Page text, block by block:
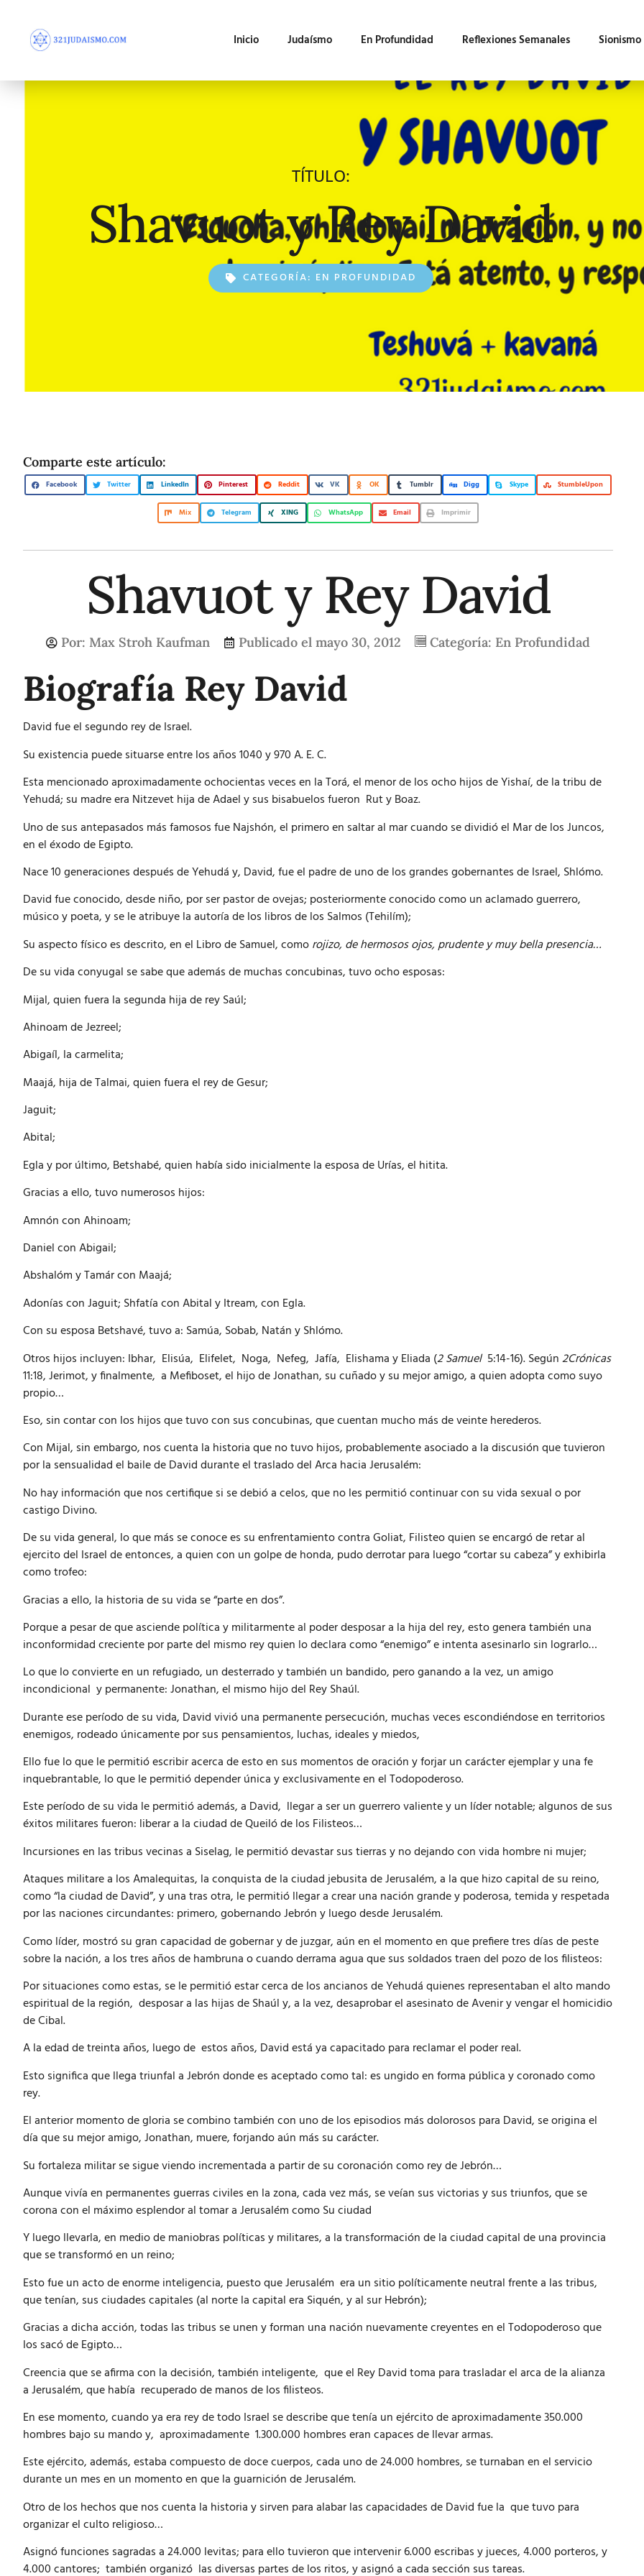
Inicio Judaísmo En Profundidad Reflexiones Semanales Sionismo
TÍTULO:
Shavuot y Rey David
CATEGORÍA: EN PROFUNDIDAD
Comparte este artículo:
Facebook Twitter LinkedIn Pinterest Reddit VK OK Tumblr Digg Skype StumbleUpon
Mix Telegram XING WhatsApp Email Imprimir
Shavuot y Rey David
Por: Max Stroh Kaufman Publicado el mayo 30, 2012 Categoría: En Profundidad
Biografía Rey David
David fue el segundo rey de Israel.
Su existencia puede situarse entre los años 1040 y 970 A. E. C.
Esta mencionado aproximadamente ochocientas veces en la Torá, el menor de los ocho hijos de Yishaí, de la tribu de
Yehudá; su madre era Nitzevet hija de Adael y sus bisabuelos fueron Rut y Boaz.
Uno de sus antepasados más famosos fue Najshón, el primero en saltar al mar cuando se dividió el Mar de los Juncos,
en el éxodo de Egipto.
Nace 10 generaciones después de Yehudá y, David, fue el padre de uno de los grandes gobernantes de Israel, Shlómo.
David fue conocido, desde niño, por ser pastor de ovejas; posteriormente conocido como un aclamado guerrero,
músico y poeta, y se le atribuye la autoría de los libros de los Salmos (Tehilím);
Su aspecto físico es descrito, en el Libro de Samuel, comorojizo, de hermosos ojos, prudente y muy bella presencia…
De su vida conyugal se sabe que además de muchas concubinas, tuvo ocho esposas:
Mijal, quien fuera la segunda hija de rey Saúl;
Ahinoam de Jezreel;
Abigaíl, la carmelita;
Maajá, hija de Talmai, quien fuera el rey de Gesur;
Jaguit;
Abital;
Egla y por último, Betshabé, quien había sido inicialmente la esposa de Urías, el hitita.
Gracias a ello, tuvo numerosos hijos:
Amnón con Ahinoam;
Daniel con Abigail;
Abshalóm y Tamár con Maajá;
Adonías con Jaguit; Shfatía con Abital y Itream, con Egla.
Con su esposa Betshavé, tuvo a: Samúa, Sobab, Natán y Shlómo.
Otros hijos incluyen: Ibhar, Elisúa, Elifelet, Noga, Nefeg, Jafía, Elishama y Eliada (2 Samuel5:14-16). Según2Crónicas
11:18, Jerimot, y finalmente, a Mefiboset, el hijo de Jonathan, su cuñado y su mejor amigo, a quien adopta como suyo
propio…
Eso, sin contar con los hijos que tuvo con sus concubinas, que cuentan mucho más de veinte herederos.
Con Mijal, sin embargo, nos cuenta la historia que no tuvo hijos, probablemente asociado a la discusión que tuvieron
por la sensualidad el baile de David durante el traslado del Arca hacia Jerusalém:
No hay información que nos certifique si se debió a celos, que no les permitió continuar con su vida sexual o por
castigo Divino.
De su vida general, lo que más se conoce es su enfrentamiento contra Goliat, Filisteo quien se encargó de retar al
ejercito del Israel de entonces, a quien con un golpe de honda, pudo derrotar para luego “cortar su cabeza” y exhibirla
como trofeo:
Gracias a ello, la historia de su vida se “parte en dos”.
Porque a pesar de que asciende política y militarmente al poder desposar a la hija del rey, esto genera también una
inconformidad creciente por parte del mismo rey quien lo declara como “enemigo” e intenta asesinarlo sin lograrlo…
Lo que lo convierte en un refugiado, un desterrado y también un bandido, pero ganando a la vez, un amigo
incondicional y permanente: Jonathan, el mismo hijo del Rey Shaúl.
Durante ese período de su vida, David vivió una permanente persecución, muchas veces escondiéndose en territorios
enemigos, rodeado únicamente por sus pensamientos, luchas, ideales y miedos,
Ello fue lo que le permitió escribir acerca de esto en sus momentos de oración y forjar un carácter ejemplar y una fe
inquebrantable, lo que le permitió depender única y exclusivamente en el Todopoderoso.
Este período de su vida le permitió además, a David, llegar a ser un guerrero valiente y un líder notable; algunos de sus
éxitos militares fueron: liberar a la ciudad de Queiló de los Filisteos…
Incursiones en las tribus vecinas a Siselag, le permitió devastar sus tierras y no dejando con vida hombre ni mujer;
Ataques militare a los Amalequitas, la conquista de la ciudad jebusita de Jerusalém, a la que hizo capital de su reino,
como “la ciudad de David”, y una tras otra, le permitió llegar a crear una nación grande y poderosa, temida y respetada
por las naciones circundantes: primero, gobernando Jebrón y luego desde Jerusalém.
Como líder, mostró su gran capacidad de gobernar y de juzgar, aún en el momento en que prefiere tres días de peste
sobre la nación, a los tres años de hambruna o cuando derrama agua que sus soldados traen del pozo de los filisteos:
Por situaciones como estas, se le permitió estar cerca de los ancianos de Yehudá quienes representaban el alto mando
espiritual de la región, desposar a las hijas de Shaúl y, a la vez, desaprobar el asesinato de Avenir y vengar el homicidio
de Cibal.
A la edad de treinta años, luego de estos años, David está ya capacitado para reclamar el poder real.
Esto significa que llega triunfal a Jebrón donde es aceptado como tal: es ungido en forma pública y coronado como
rey.
El anterior momento de gloria se combino también con uno de los episodios más dolorosos para David, se origina el
día que su mejor amigo, Jonathan, muere, forjando aún más su carácter.
Su fortaleza militar se sigue viendo incrementada a partir de su coronación como rey de Jebrón…
Aunque vivía en permanentes guerras civiles en la zona, cada vez más, se veían sus victorias y sus triunfos, que se
corona con el máximo esplendor al tomar a Jerusalém como Su ciudad
Y luego llevarla, en medio de maniobras políticas y militares, a la transformación de la ciudad capital de una provincia
que se transformó en un reino;
Esto fue un acto de enorme inteligencia, puesto que Jerusalém era un sitio políticamente neutral frente a las tribus,
que tenían, sus ciudades capitales (al norte la capital era Siquén, y al sur Hebrón);
Gracias a dicha acción, todas las tribus se unen y forman una nación nuevamente creyentes en el Todopoderoso que
los sacó de Egipto…
Creencia que se afirma con la decisión, también inteligente, que el Rey David toma para trasladar el arca de la alianza
a Jerusalém, que había recuperado de manos de los filisteos.
En ese momento, cuando ya era rey de todo Israel se describe que tenía un ejército de aproximadamente 350.000
hombres bajo su mando y, aproximadamente 1.300.000 hombres eran capaces de llevar armas.
Este ejército, además, estaba compuesto de doce cuerpos, cada uno de 24.000 hombres, se turnaban en el servicio
durante un mes en un momento en que la guarnición de Jerusalém.
Otro de los hechos que nos cuenta la historia y sirven para alabar las capacidades de David fue la que tuvo para
organizar el culto religioso…
Asignó funciones sagradas a 24.000 levitas; para ello tuvieron que intervenir 6.000 escribas y jueces, 4.000 porteros, y
4.000 cantores; también organizó las diversas partes de los ritos, y asignó a cada sección sus tareas.